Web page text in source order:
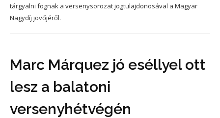
tárgyalni fognak a versenysorozat jogtulajdonosával a Magyar
Nagydíj jövőjéről.
Marc Márquez jó eséllyel ott
lesz a balatoni
versenyhétvégén